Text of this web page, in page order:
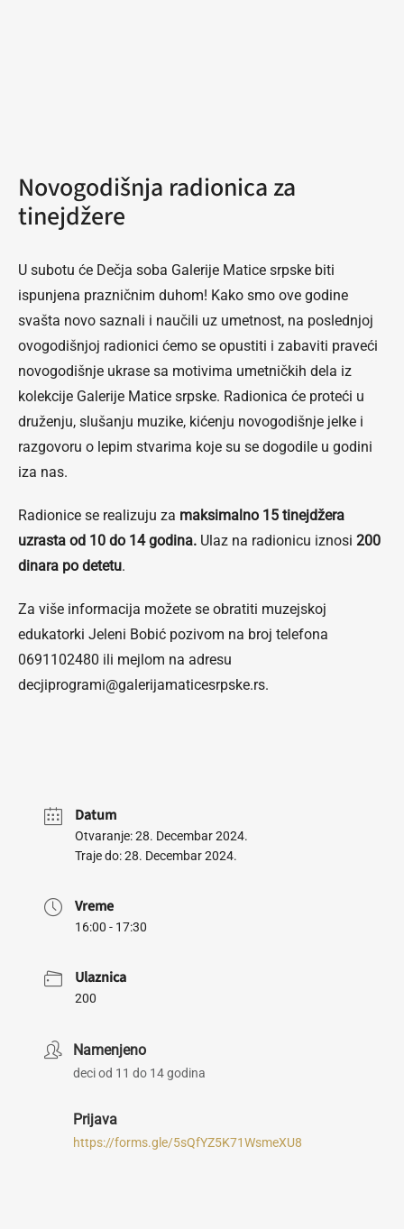
Novogodišnja radionica za
tinejdžere
U subotu će Dečja soba Galerije Matice srpske biti
ispunjena prazničnim duhom! Kako smo ove godine
svašta novo saznali i naučili uz umetnost, na poslednjoj
ovogodišnjoj radionici ćemo se opustiti i zabaviti praveći
novogodišnje ukrase sa motivima umetničkih dela iz
kolekcije Galerije Matice srpske. Radionica će proteći u
druženju, slušanju muzike, kićenju novogodišnje jelke i
razgovoru o lepim stvarima koje su se dogodile u godini
iza nas.
Radionice se realizuju za maksimalno 15 tinejdžera
uzrasta od 10 do 14 godina. Ulaz na radionicu iznosi 200
dinara po detetu.
Za više informacija možete se obratiti muzejskoj
edukatorki Jeleni Bobić pozivom na broj telefona
0691102480 ili mejlom na adresu
decjiprogrami@galerijamaticesrpske.rs.
Datum
Otvaranje: 28. Decembar 2024.
Traje do: 28. Decembar 2024.
Vreme
16:00 - 17:30
Ulaznica
200
Namenjeno
deci od 11 do 14 godina
Prijava
https://forms.gle/5sQfYZ5K71WsmeXU8